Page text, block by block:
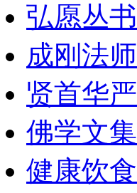
弘愿丛书
成刚法师
贤首华严
佛学文集
健康饮食